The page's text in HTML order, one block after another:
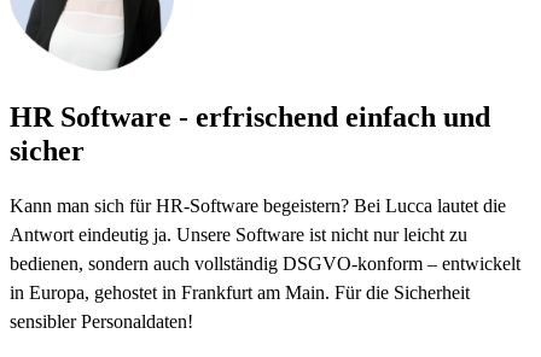
HR Software - erfrischend einfach und
sicher
Kann man sich für HR-Software begeistern? Bei Lucca lautet die
Antwort eindeutig ja. Unsere Software ist nicht nur leicht zu
bedienen, sondern auch vollständig DSGVO-konform – entwickelt
in Europa, gehostet in Frankfurt am Main. Für die Sicherheit
sensibler Personaldaten!